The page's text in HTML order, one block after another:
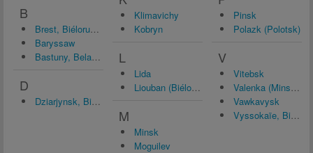
B
Brest, Biélorussie
Baryssaw
Bastuny, Belarus, Biélorussie
D
Dziarjynsk, Biélorussie
Klimavichy
Kobryn
L
Lida
Liouban (Biélorussie)
M
Minsk
Moguilev
Pinsk
Polazk (Polotsk)
V
Vitebsk
Valenka (Minsk), Biélorussie
Vawkavysk
Vyssokaïe, Biélorussie